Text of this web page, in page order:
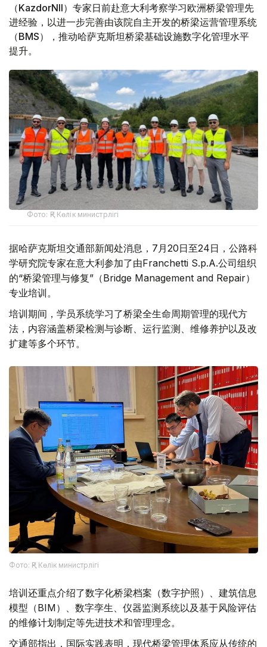
（KazdorNII）专家日前赴意大利考察学习欧洲桥梁管理先
进经验，以进一步完善由该院自主开发的桥梁运营管理系统
（BMS），推动哈萨克斯坦桥梁基础设施数字化管理水平
提升。
Фото: ҚР Көлік министрлігі
据哈萨克斯坦交通部新闻处消息，7月20日至24日，公路科
学研究院专家在意大利参加了由Franchetti S.p.A.公司组织
的“桥梁管理与修复”（Bridge Management and Repair）
专业培训。
培训期间，学员系统学习了桥梁全生命周期管理的现代方
法，内容涵盖桥梁检测与诊断、运行监测、维修养护以及改
扩建等多个环节。
Фото: ҚР Көлік министрлігі
培训还重点介绍了数字化桥梁档案（数字护照）、建筑信息
模型（BIM）、数字孪生、仪器监测系统以及基于风险评估
的维修计划制定等先进技术和管理理念。
交通部指出，国际实践表明，现代桥梁管理体系应从传统的